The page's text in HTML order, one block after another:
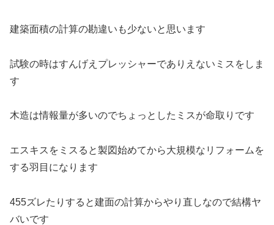
建築面積の計算の勘違いも少ないと思います
試験の時はすんげえプレッシャーでありえないミスをしま
す
木造は情報量が多いのでちょっとしたミスが命取りです
エスキスをミスると製図始めてから大規模なリフォームを
する羽目になります
455ズレたりすると建面の計算からやり直しなので結構ヤ
バいです